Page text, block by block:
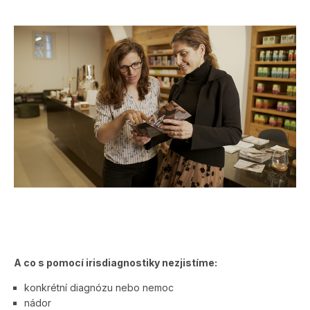
A co s pomocí irisdiagnostiky nezjistíme:
konkrétní diagnózu nebo nemoc
nádor